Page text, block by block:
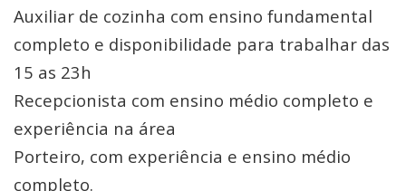
Auxiliar de cozinha com ensino fundamental
completo e disponibilidade para trabalhar das
15 as 23h
Recepcionista com ensino médio completo e
experiência na área
Porteiro, com experiência e ensino médio
completo.